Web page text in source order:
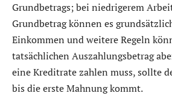
Grundbetrags; bei niedrigerem
Grundbetrag können es
Einkommen und weitere Regeln
tatsächlichen Auszahlungsbetrag
eine Kreditrate zahlen muss, sollte
bis die erste Mahnung kommt.